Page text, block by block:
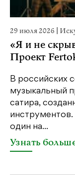
29 июля 2026
«Я и не
Проект
В российских
музыкальный
сатира,
один на...
Узнать